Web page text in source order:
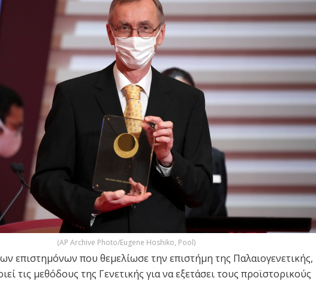
(AP Archive Photo/Eugene Hoshiko, Pool)
επιστημόνων που θεμελίωσε την επιστήμη της Παλαιογενετικής,
τις μεθόδους της Γενετικής για να εξετάσει τους προϊστορικούς